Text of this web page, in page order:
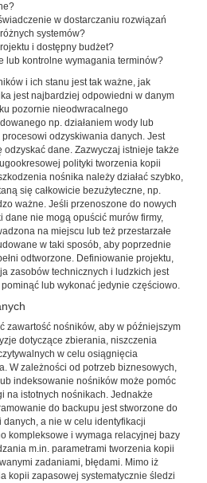
w dostarczaniu rozwiązań
systemów?
i dostępny budżet?
lub kontrolne wymagania terminów?
i ich stanu jest tak ważne, jak
jest najbardziej odpowiedni w danym
pozornie nieodwracalnego
np. działaniem wody lub
odzyskiwania danych. Jest
odzyskać dane. Zazwyczaj istnieje także
polityki tworzenia kopii
nośnika należy działać szybko,
się całkowicie bezużyteczne, np.
ważne. Jeśli przenoszone do nowych
dane nie mogą opuścić murów firmy,
na miejscu lub też przestarzałe
w taki sposób, aby poprzednie
odtworzone. Definiowanie projektu,
zasobów technicznych i ludzkich jest
lub wykonać jedynie częściowo.
zawartość nośników, aby w późniejszym
dotyczące zbierania, niszczenia
w celu osiągnięcia
W zależności od potrzeb biznesowych,
indeksowanie nośników może pomóc
na istotnych nośnikach. Jednakże
do backupu jest stworzone do
a nie w celu identyfikacji
kompleksowe i wymaga relacyjnej bazy
m.in. parametrami tworzenia kopii
zadaniami, błędami. Mimo iż
kopii zapasowej systematycznie śledzi